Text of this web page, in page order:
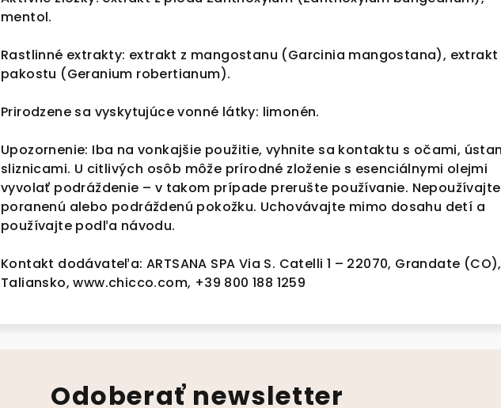
mentol.
Rastlinné extrakty: extrakt z mangostanu (Garcinia mangostana), extrakt
pakostu (Geranium robertianum).
Prirodzene sa vyskytujúce vonné látky: limonén.
Upozornenie: Iba na vonkajšie použitie, vyhnite sa kontaktu s očami,
sliznicami. U citlivých osôb môže prírodné zloženie s esenciálnymi olejmi
vyvolať podráždenie – v takom prípade prerušte používanie.
poranenú alebo podráždenú pokožku. Uchovávajte mimo dosahu detí a
používajte podľa návodu.
Kontakt dodávateľa: ARTSANA SPA Via S. Catelli 1 – 22070, Grandate (CO),
Taliansko, www.chicco.com, +39 800 188 1259
Odoberať newsletter